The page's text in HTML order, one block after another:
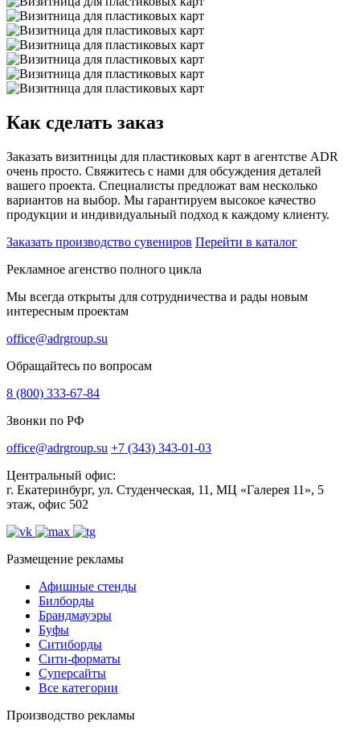
Как сделать заказ
Заказать визитницы для пластиковых карт в агентстве ADR
очень просто. Свяжитесь с нами для обсуждения деталей
вашего проекта. Специалисты предложат вам несколько
вариантов на выбор. Мы гарантируем высокое качество
продукции и индивидуальный подход к каждому клиенту.
Заказать производство сувениров Перейти в каталог
Рекламное агенство полного цикла
Мы всегда открыты для сотрудничества и рады новым
интересным проектам
office@adrgroup.su
Обращайтесь по вопросам
8 (800) 333-67-84
Звонки по РФ
office@adrgroup.su +7 (343) 343-01-03
Центральный офис:
г. Екатеринбург, ул. Студенческая, 11, МЦ «Галерея 11», 5
этаж, офис 502
Размещение рекламы
Афишные стенды
Билборды
Брандмауэры
Буфы
Ситиборды
Сити-форматы
Суперсайты
Все категории
Производство рекламы